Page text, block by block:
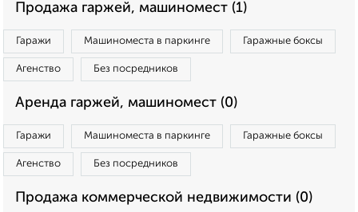
Продажа гаржей, машиномест (1)
Гаражи Машиноместа в паркинге Гаражные боксы
Агенство Без посредников
Аренда гаржей, машиномест (0)
Гаражи Машиноместа в паркинге Гаражные боксы
Агенство Без посредников
Продажа коммерческой недвижимости (0)